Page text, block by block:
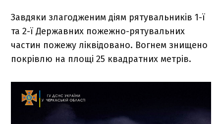
Завдяки злагодженим діям рятувальників 1-ї
та 2-ї Державних пожежно-рятувальних
частин пожежу ліквідовано. Вогнем знищено
покрівлю на площі 25 квадратних метрів.